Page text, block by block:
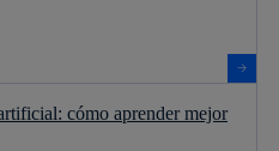
cómo aprender mejor